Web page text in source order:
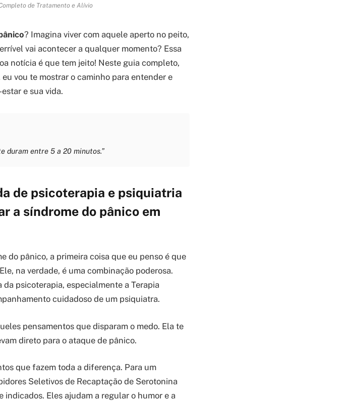
de Tratamento e Alívio
? Imagina viver com aquele aperto no peito,
vai acontecer a qualquer momento? Essa
notícia é que tem jeito! Neste guia completo,
vou te mostrar o caminho para entender e
e sua vida.
duram entre 5 a 20 minutos.”
de psicoterapia e psiquiatria
a síndrome do pânico em
do pânico, a primeira coisa que eu penso é que
na verdade, é uma combinação poderosa.
psicoterapia, especialmente a Terapia
cuidadoso de um psiquiatra.
pensamentos que disparam o medo. Ela te
direto para o ataque de pânico.
que fazem toda a diferença. Para um
Seletivos de Recaptação de Serotonina
Eles ajudam a regular o humor e a